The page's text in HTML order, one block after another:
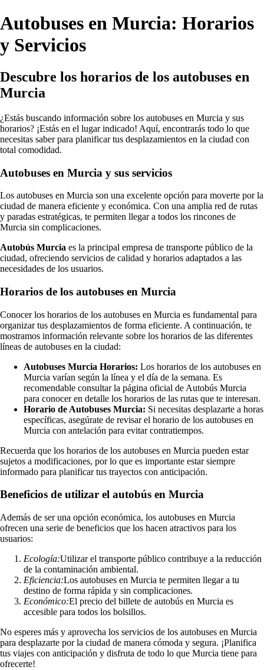
Autobuses en Murcia: Horarios
y Servicios
Descubre los horarios de los autobuses en
Murcia
¿Estás buscando información sobre los autobuses en Murcia y sus
horarios? ¡Estás en el lugar indicado! Aquí, encontrarás todo lo que
necesitas saber para planificar tus desplazamientos en la ciudad con
total comodidad.
Autobuses en Murcia y sus servicios
Los autobuses en Murcia son una excelente opción para moverte por la
ciudad de manera eficiente y económica. Con una amplia red de rutas
y paradas estratégicas, te permiten llegar a todos los rincones de
Murcia sin complicaciones.
Autobús Murcia es la principal empresa de transporte público de la
ciudad, ofreciendo servicios de calidad y horarios adaptados a las
necesidades de los usuarios.
Horarios de los autobuses en Murcia
Conocer los horarios de los autobuses en Murcia es fundamental para
organizar tus desplazamientos de forma eficiente. A continuación, te
mostramos información relevante sobre los horarios de las diferentes
líneas de autobuses en la ciudad:
Autobuses Murcia Horarios: Los horarios de los autobuses en
Murcia varían según la línea y el día de la semana. Es
recomendable consultar la página oficial de Autobús Murcia
para conocer en detalle los horarios de las rutas que te interesan.
Horario de Autobuses Murcia: Si necesitas desplazarte a horas
específicas, asegúrate de revisar el horario de los autobuses en
Murcia con antelación para evitar contratiempos.
Recuerda que los horarios de los autobuses en Murcia pueden estar
sujetos a modificaciones, por lo que es importante estar siempre
informado para planificar tus trayectos con anticipación.
Beneficios de utilizar el autobús en Murcia
Además de ser una opción económica, los autobuses en Murcia
ofrecen una serie de beneficios que los hacen atractivos para los
usuarios:
Ecología:Utilizar el transporte público contribuye a la reducción
de la contaminación ambiental.
Eficiencia:Los autobuses en Murcia te permiten llegar a tu
destino de forma rápida y sin complicaciones.
Económico:El precio del billete de autobús en Murcia es
accesible para todos los bolsillos.
No esperes más y aprovecha los servicios de los autobuses en Murcia
para desplazarte por la ciudad de manera cómoda y segura. ¡Planifica
tus viajes con anticipación y disfruta de todo lo que Murcia tiene para
ofrecerte!